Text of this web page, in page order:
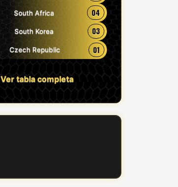
South Africa 04
South Korea 03
Czech Republic 01
Ver tabla completa